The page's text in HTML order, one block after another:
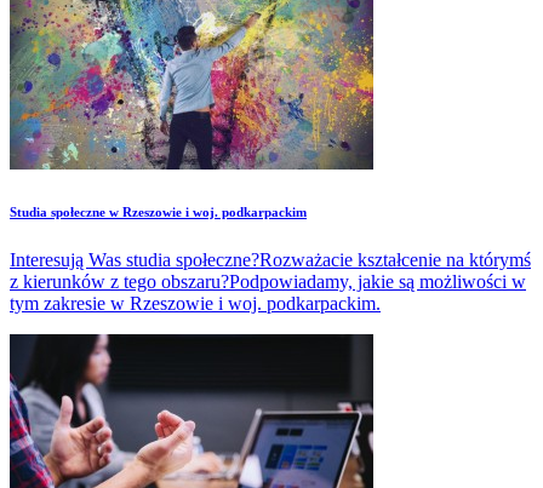
Studia społeczne w Rzeszowie i woj. podkarpackim
Interesują Was studia społeczne?Rozważacie kształcenie na którymś
z kierunków z tego obszaru?Podpowiadamy, jakie są możliwości w
tym zakresie w Rzeszowie i woj. podkarpackim.